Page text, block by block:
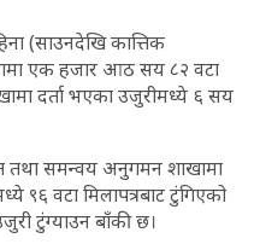
(साउनदेखि कात्तिक
एक हजार आठ सय ८२ वटा
दर्ता भएका उजुरीमध्ये ६ सय
तथा समन्वय अनुगमन शाखामा
वटा मिलापत्रबाट टुंगिएको
टुंग्याउन बाँकी छ।